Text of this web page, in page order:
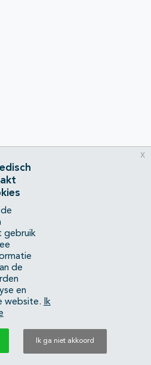
40483480
gebruik
de
en
website.
Ik
Ik ga niet akkoord
x